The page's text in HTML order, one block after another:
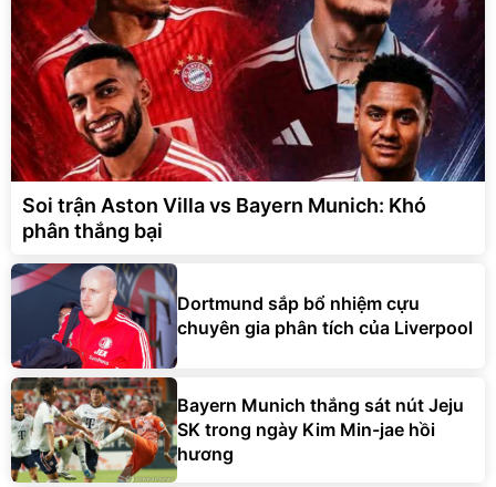
Soi trận Aston Villa vs Bayern Munich: Khó
phân thắng bại
Dortmund sắp bổ nhiệm cựu
chuyên gia phân tích của Liverpool
Bayern Munich thắng sát nút Jeju
SK trong ngày Kim Min-jae hồi
hương